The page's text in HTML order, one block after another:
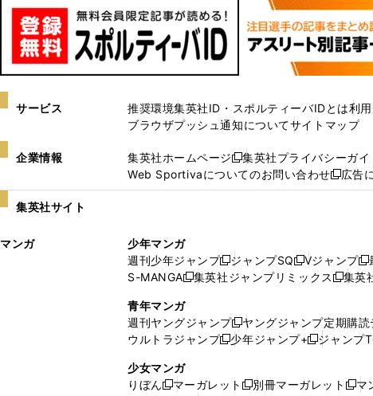
サービス 推奨環境集英社ID・スポルティーバIDとは利
ブラウザプッシュ通知についてサイトマップ
企業情報 集英社ホームページ
新
し
い
ド
ウ
く
集英社プライバシーガイ
Web Sportivaについてのお問い合わせ
新
し
ン
ド
開
く
広告
集英社サイト
マンガ
少年マンガ
週刊少年ジャンプ
新
し
ィ
ン
ウ
ジャンプSQ
新
し
ィ
ン
ウ
Vジャンプ
新
し
ィ
ン
ウ
S-MANGA
新
い
ウ
ィ
ン
ド
集英社ジャンプリミックス
新
ウ
ィ
ド
集英
青年マンガ
週刊ヤングジャンプ
新
し
ィ
ヤングジャンプ定期購
ウルトラジャンプ
新
ウ
少年ジャンプ+
新
ウ
ジャンプ
少女マンガ
りぼん
新 マーガレット
新 別冊マーガレット新 マ